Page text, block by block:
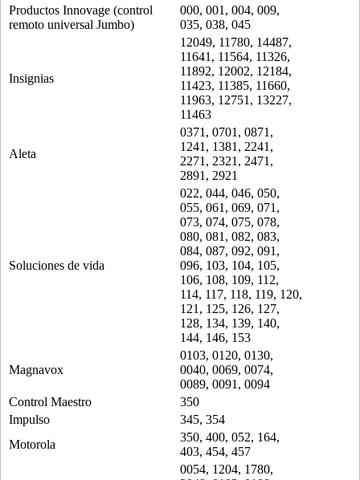
Productos Innovage (control
remoto universal Jumbo)
000, 001, 004, 009,
035, 038, 045
Insignias
12049, 11780, 14487,
11641, 11564, 11326,
11892, 12002, 12184,
11423, 11385, 11660,
11963, 12751, 13227,
11463
Aleta
0371, 0701, 0871,
1241, 1381, 2241,
2271, 2321, 2471,
2891, 2921
Soluciones de vida
022, 044, 046, 050,
055, 061, 069, 071,
073, 074, 075, 078,
080, 081, 082, 083,
084, 087, 092, 091,
096, 103, 104, 105,
106, 108, 109, 112,
114, 117, 118, 119, 120,
121, 125, 126, 127,
128, 134, 139, 140,
144, 146, 153
Magnavox
0103, 0120, 0130,
0040, 0069, 0074,
0089, 0091, 0094
Control Maestro
350
Impulso
345, 354
Motorola
350, 400, 052, 164,
403, 454, 457
0054, 1204, 1780,